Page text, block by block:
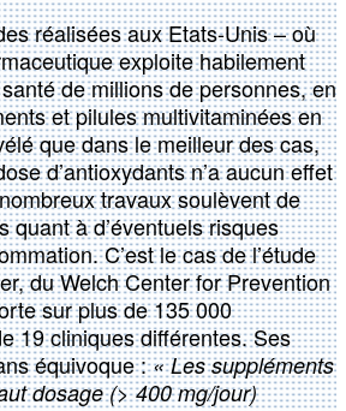
réalisées aux Etats-Unis – où
exploite habilement
de millions de personnes, en
et pilules multivitaminées en
que dans le meilleur des cas,
d’antioxydants n’a aucun effet
travaux soulèvent de
quant à d’éventuels risques
C’est le cas de l’étude
du Welch Center for Prevention
sur plus de 135 000
19 cliniques différentes. Ses
équivoque :« Les suppléments
dosage (> 400 mg/jour)